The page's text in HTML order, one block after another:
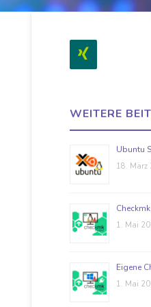
WEITERE
Ubuntu
18. März
1. Mai
Eigene
1. Mai